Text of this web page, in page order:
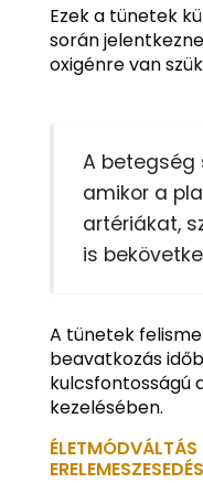
Ezek a tünetek
során
oxigénre van
A betegség
amikor a
artériákat,
is
A tünetek
beavatkozás
kulcsfontosságú
kezelésében.
ÉLETMÓDVÁLTÁS